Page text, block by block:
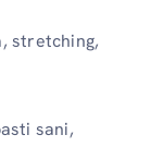
stretching,
sani,